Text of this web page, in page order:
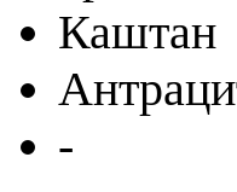
Каштан
-